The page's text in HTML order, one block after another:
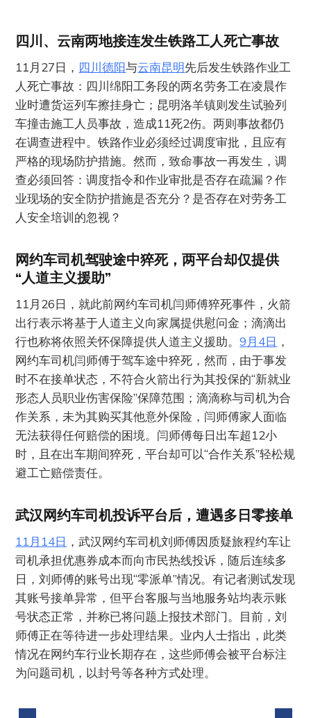
四川、云南两地接连发生铁路工人死亡事故
11月27日， 四川德阳与云南昆明先后发生铁路作业工
人死亡事故：四川绵阳工务段的两名劳务工在凌晨作
业时遭货运列车擦挂身亡；昆明洛羊镇则发生试验列
车撞击施工人员事故，造成11死2伤。两则事故都仍
在调查进程中。铁路作业必须经过调度审批，且应有
严格的现场防护措施。然而，致命事故一再发生，调
查必须回答：调度指令和作业审批是否存在疏漏？作
业现场的安全防护措施是否充分？是否存在对劳务工
人安全培训的忽视？
网约车司机驾驶途中猝死，两平台却仅提供
“人道主义援助”
11月26日，就此前网约车司机闫师傅猝死事件，火箭
出行表示将基于人道主义向家属提供慰问金；滴滴出
行也称将依照关怀保障提供人道主义援助。9月4日 ，
网约车司机闫师傅于驾车途中猝死，然而，由于事发
时不在接单状态，不符合火箭出行为其投保的“新就业
形态人员职业伤害保险”保障范围；滴滴称与司机为合
作关系，未为其购买其他意外保险，闫师傅家人面临
无法获得任何赔偿的困境。闫师傅每日出车超12小
时，且在出车期间猝死，平台却可以“合作关系”轻松规
避工亡赔偿责任。
武汉网约车司机投诉平台后 ，遭遇多日零接单
11月14日 ，武汉网约车司机刘师傅因质疑旅程约车让
司机承担优惠券成本而向市民热线投诉，随后连续多
日，刘师傅的账号出现“零派单”情况。有记者测试发现
其账号接单异常，但平台客服与当地服务站均表示账
号状态正常，并称已将问题上报技术部门。目前，刘
师傅正在等待进一步处理结果。业内人士指出，此类
情况在网约车行业长期存在，这些师傅会被平台标注
为问题司机，以封号等各种方式处理。